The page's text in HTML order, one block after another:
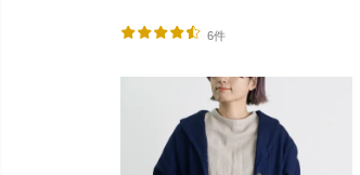
6件